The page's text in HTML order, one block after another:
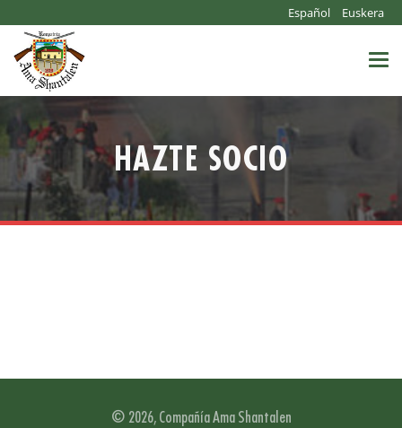
Español Euskera
HAZTE SOCIO
© 2026, Compañía Ama Shantalen